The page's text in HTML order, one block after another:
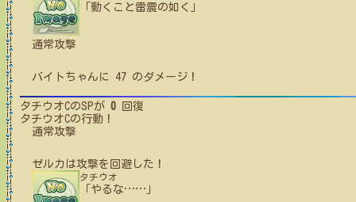
「動くこと雷震の如く」
通常攻撃
バイトちゃん に 47 のダメージ！
タチウオCのSPが 0 回復
タチウオCの行動！
通常攻撃
ゼルカは攻撃を回避した！
タチウオ
「やるな……